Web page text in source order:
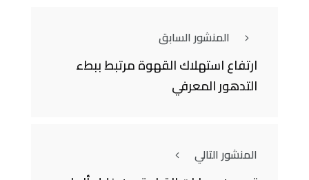
المنشور السابق
ارتفاع استهلاك القهوة مرتبط ببطء
التدهور المعرفي
المنشور التالي